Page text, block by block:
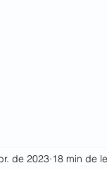
de 2023 18 min de